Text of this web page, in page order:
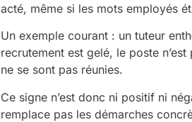
acté, même si les mots employés
Un exemple courant : un tuteur
recrutement est gelé, le poste
ne se sont pas réunies.
Ce signe n’est donc ni positif ni
remplace pas les démarches